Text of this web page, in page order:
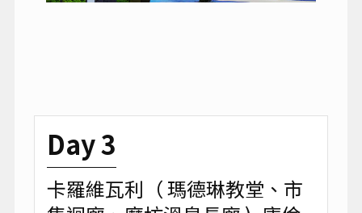
Day 3
卡羅維瓦利（ 瑪德琳教堂、市